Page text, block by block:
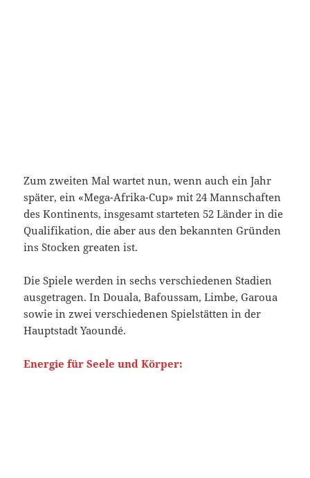
Zum zweiten Mal wartet nun, wenn auch ein Jahr
später, ein «Mega-Afrika-Cup» mit 24 Mannschaften
des Kontinents, insgesamt starteten 52 Länder in die
Qualifikation, die aber aus den bekannten Gründen
ins Stocken greaten ist.
Die Spiele werden in sechs verschiedenen Stadien
ausgetragen. In Douala, Bafoussam, Limbe, Garoua
sowie in zwei verschiedenen Spielstätten in der
Hauptstadt Yaoundé.
Energie für Seele und Körper: